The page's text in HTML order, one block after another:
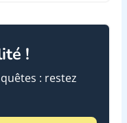
!
: restez